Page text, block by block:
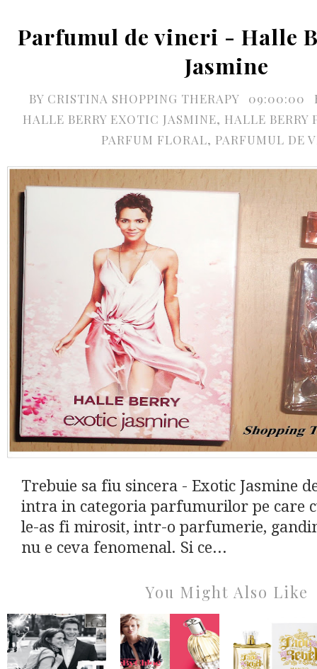
Parfumul de vineri - Halle
Jasmine
BY CRISTINA SHOPPING THERAPY 09:00:00
HALLE BERRY EXOTIC JASMINE, HALLE BERRY
PARFUM FLORAL, PARFUMUL DE
Trebuie sa fiu sincera - Exotic Jasmine
intra in categoria parfumurilor pe care
le-as fi mirosit, intr-o parfumerie,
nu e ceva fenomenal. Si ce...
You Might Also Like